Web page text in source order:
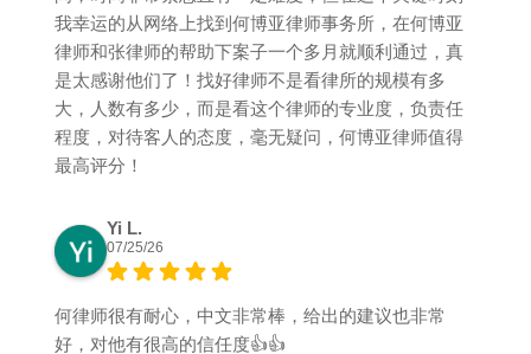
我幸运的从网络上找到何博亚律师事务所，在何博亚
律师和张律师的帮助下案子一个多月就顺利通过，真
是太感谢他们了！找好律师不是看律所的规模有多
大，人数有多少，而是看这个律师的专业度，负责任
程度，对待客人的态度，毫无疑问，何博亚律师值得
最高评分！
Yi L.
07/25/26
何律师很有耐心，中文非常棒，给出的建议也非常
好，对他有很高的信任度👍👍